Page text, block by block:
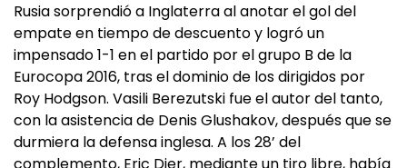
Rusia sorprendió a Inglaterra al anotar el gol del
empate en tiempo de descuento y logró un
impensado 1-1 en el partido por el grupo B de la
Eurocopa 2016, tras el dominio de los dirigidos por
Roy Hodgson. Vasili Berezutski fue el autor del tanto,
con la asistencia de Denis Glushakov, después que se
durmiera la defensa inglesa. A los 28’ del